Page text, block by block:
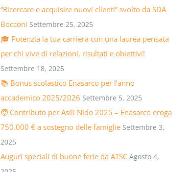
“Ricercare e acquisire nuovi clienti” svolto da SDA
Bocconi Settembre 25, 2025
🎓 Potenzia la tua carriera con una laurea pensata
per chi vive di relazioni, risultati e obiettivi!
Settembre 18, 2025
📚 Bonus scolastico Enasarco per l’anno
accademico 2025/2026 Settembre 5, 2025
🧒 Contributo per Asili Nido 2025 – Enasarco eroga
750.000 € a sostegno delle famiglie Settembre 3,
2025
Auguri speciali di buone ferie da ATSC Agosto 4,